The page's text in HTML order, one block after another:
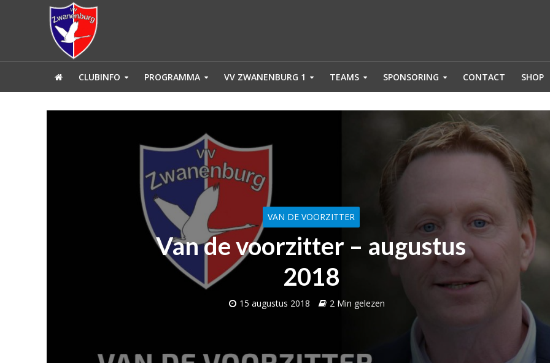
CLUBINFO PROGRAMMA VV ZWANENBURG 1 TEAMS SPONSORING CONTACT SHOP
VAN DE VOORZITTER
Van de voorzitter – augustus
2018
15 augustus 2018 2 Min gelezen